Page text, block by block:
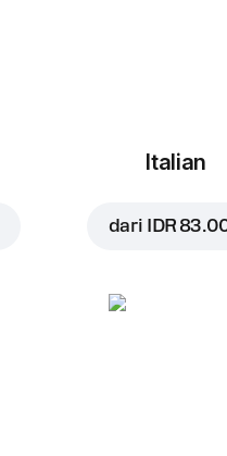
Italian
dari IDR